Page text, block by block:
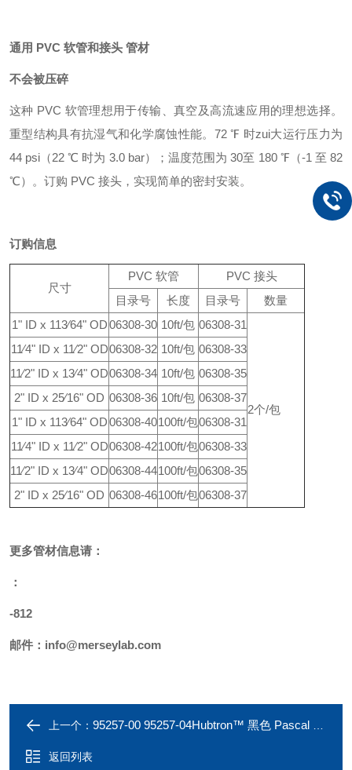
通用 PVC 软管和接头 管材
不会被压碎
这种 PVC 软管理想用于传输、真空及高流速应用的理想选择。
重型结构具有抗湿气和化学腐蚀性能。72 ℉ 时zui大运行压力为
44 psi（22 ℃ 时为 3.0 bar）；温度范围为 30至 180 ℉（-1 至 82
℃）。订购 PVC 接头，实现简单的密封安装。
订购信息
尺寸
PVC 软管
PVC 接头
目录号
长度 目录号
数量
1" ID x 113⁄64" OD06308-30 10ft/包 06308-31
2个/包
11⁄4" ID x 11⁄2" OD06308-32 10ft/包 06308-33
11⁄2" ID x 13⁄4" OD06308-34 10ft/包 06308-35
2" ID x 25⁄16" OD 06308-36 10ft/包 06308-37
1" ID x 113⁄64" OD06308-40100ft/包06308-31
11⁄4" ID x 11⁄2" OD06308-42100ft/包06308-33
11⁄2" ID x 13⁄4" OD06308-44100ft/包06308-35
2" ID x 25⁄16" OD 06308-46100ft/包06308-37
更多管材信息请：
：
-812
邮件： info@merseylab.com
上一个： 95257-00 95257-04Hubtron™ 黑色 Pascal 氟橡胶管材
返回列表